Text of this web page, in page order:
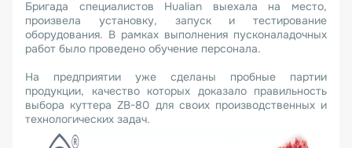
Бригада специалистов Hualian выехала на место,
произвела установку, запуск и тестирование
оборудования. В рамках выполнения пусконаладочных
работ было проведено обучение персонала.
На предприятии уже сделаны пробные партии
продукции, качество которых доказало правильность
выбора куттера ZB-80 для своих производственных и
технологических задач.